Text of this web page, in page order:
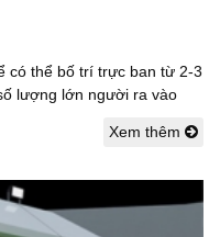
có thể bố trí trực ban từ 2-3
lượng lớn người ra vào
Xem thêm